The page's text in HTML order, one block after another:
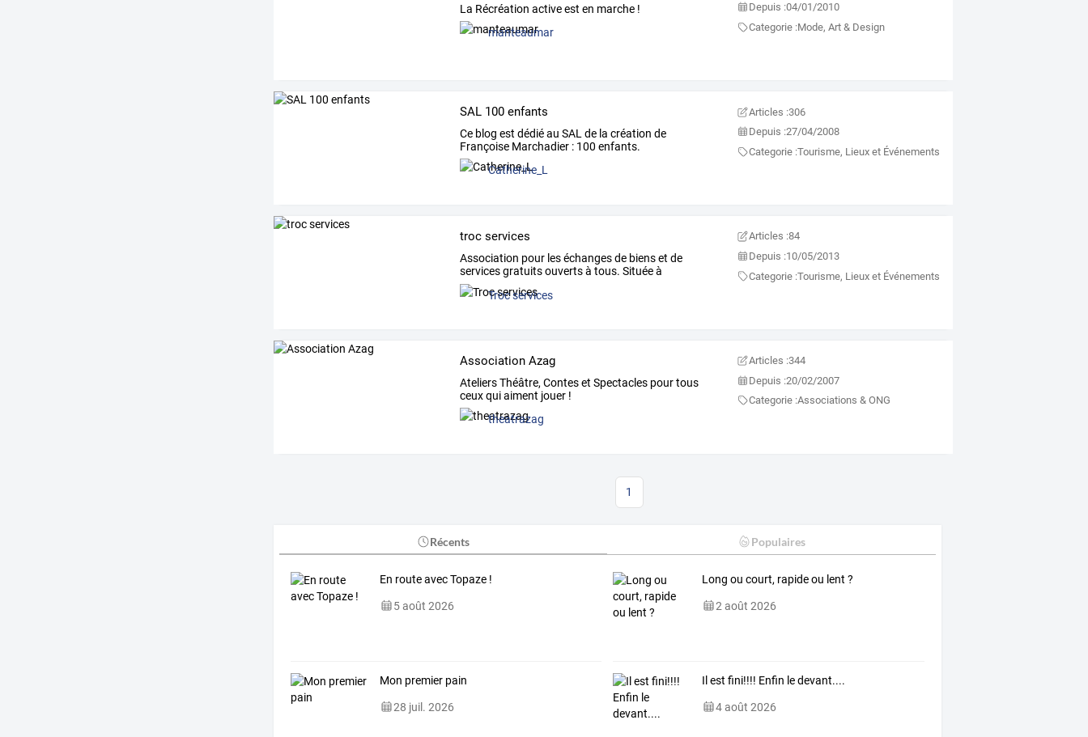
La Récréation active est en marche !
manteaumar
Depuis :04/01/2010
Categorie :Mode, Art & Design
SAL 100 enfants
Ce blog est dédié au SAL de la création de
Françoise Marchadier : 100 enfants.
Catherine_L
Articles :306
Depuis :27/04/2008
Categorie :Tourisme, Lieux et Événements
troc services
Association pour leséchangesde bienset de
servicesgratuitsouvertsà tous. Situéeà
Lusseray,
Troc services
Articles :84
Depuis :10/05/2013
Categorie :Tourisme, Lieux et Événements
Association Azag
Ateliers Théâtre, Contes et Spectacles pour tous
ceux qui aiment jouer !
theatrazag
Articles :344
Depuis :20/02/2007
Categorie :Associations & ONG
1
Récents Populaires
En route avec Topaze !
5 août 2026
Long ou court, rapide ou lent ?
2 août 2026
Mon premier pain
28 juil. 2026
Il est fini!!!! Enfin le devant....
4 août 2026